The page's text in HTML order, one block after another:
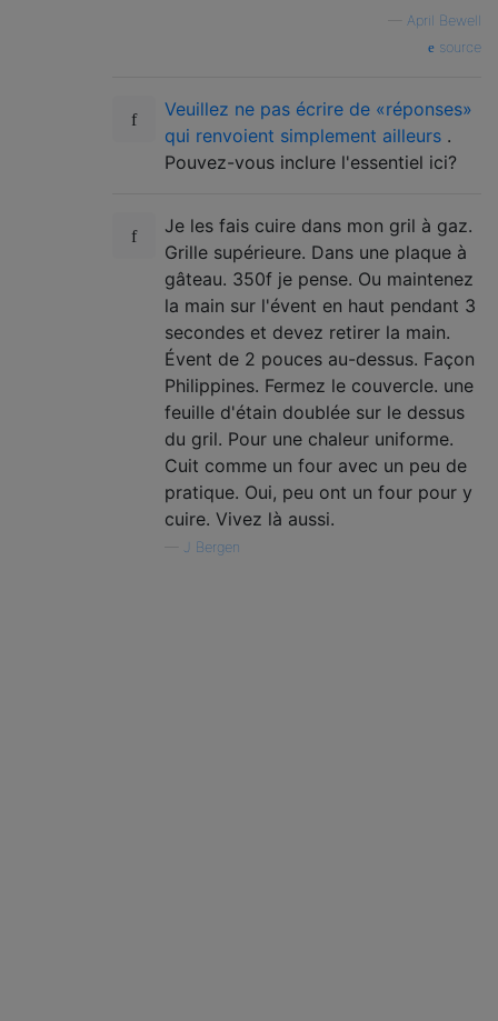
April Bewell
source
Veuillez ne pas écrire de «réponses»
qui renvoient simplement ailleurs .
Pouvez-vous inclure l'essentiel ici?
Je les fais cuire dans mon gril à gaz.
Grille supérieure. Dans une plaque à
gâteau. 350f je pense. Ou maintenez
la main sur l'évent en haut pendant 3
secondes et devez retirer la main.
Évent de 2 pouces au-dessus. Façon
Philippines. Fermez le couvercle. une
feuille d'étain doublée sur le dessus
du gril. Pour une chaleur uniforme.
Cuit comme un four avec un peu de
pratique. Oui, peu ont un four pour y
cuire. Vivez là aussi.
J Bergen